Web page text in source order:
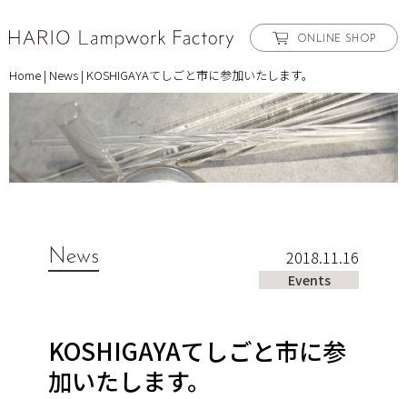
ONLINE SHOP
Home | News | KOSHIGAYAてしごと市に参加いたします。
News 2018.11.16
Events
KOSHIGAYAてしごと市に参
加いたします。